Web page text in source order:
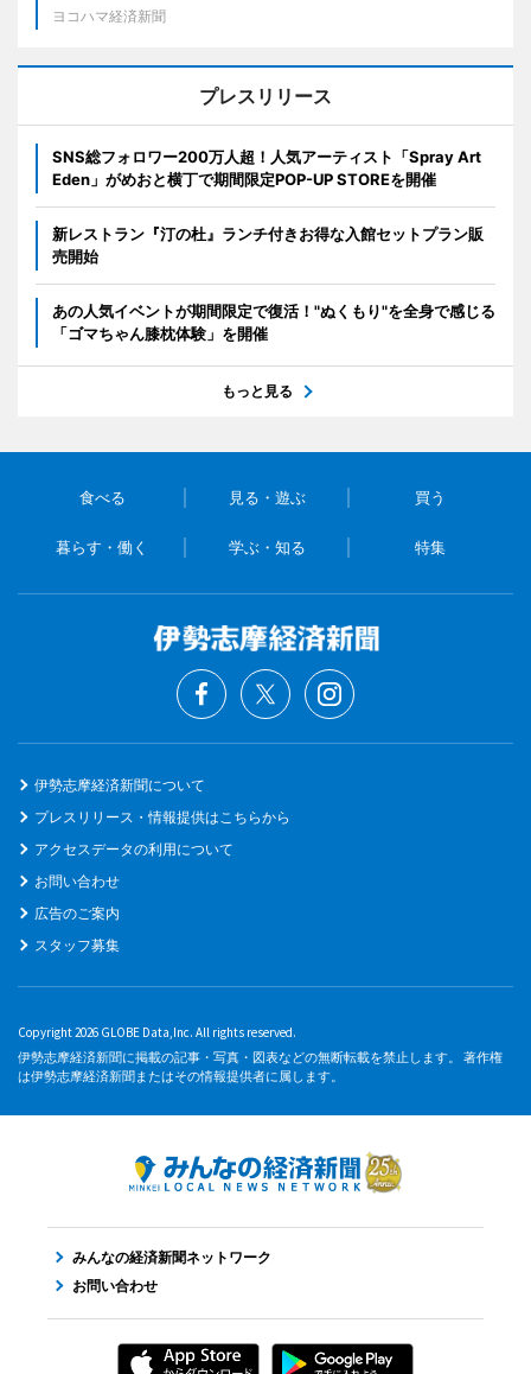
ヨコハマ経済新聞
プレスリリース
SNS総フォロワー200万人超！人気アーティスト「Spray Art
Eden」がめおと横丁で期間限定POP-UP STOREを開催
新レストラン『汀の杜』ランチ付きお得な入館セットプラン販
売開始
あの人気イベントが期間限定で復活！"ぬくもり"を全身で感じる
「ゴマちゃん膝枕体験」を開催
もっと見る
食べる 見る・遊ぶ 買う
暮らす・働く 学ぶ・知る 特集
伊勢志摩経済新聞について
プレスリリース・情報提供はこちらから
アクセスデータの利用について
お問い合わせ
広告のご案内
スタッフ募集
Copyright 2026 GLOBE Data,Inc. All rights reserved.
伊勢志摩経済新聞に掲載の記事・写真・図表などの無断転載を禁止します。 著作権
は伊勢志摩経済新聞またはその情報提供者に属します。
みんなの経済新聞ネットワーク
お問い合わせ